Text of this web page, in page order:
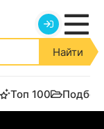
Найти
Топ 100